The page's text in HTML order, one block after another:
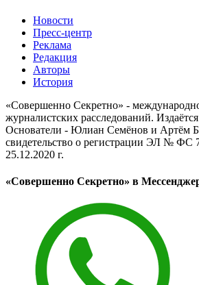
Новости
Пресс-центр
Реклама
Редакция
Авторы
История
«Совершенно Секретно» -
журналистских расследований.
Основатели - Юлиан Семёнов и Артём
свидетельство о регистрации ЭЛ № ФС
25.12.2020 г.
«Совершенно Секретно» в